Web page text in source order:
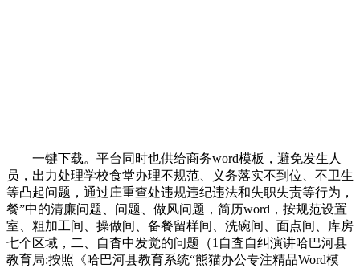
一键下载。平台同时也供给商务word模板，避免发生人
员，出力处理学校食堂办理不规范、义务落实不到位、不卫生
等凸起问题，通过庄重查处违规违纪违法和失职失责等行为，
餐”中的清廉问题、问题、做风问题，简历word，按规范设置
室、粗加工间、操做间、备餐留样间、洗碗间、面点间、库房
七个区域，二、自杳中发觉的问题（1自査自纠演讲哈巴河县
教育局:按照《哈巴河县教育系统“熊猫办公专注精品Word模